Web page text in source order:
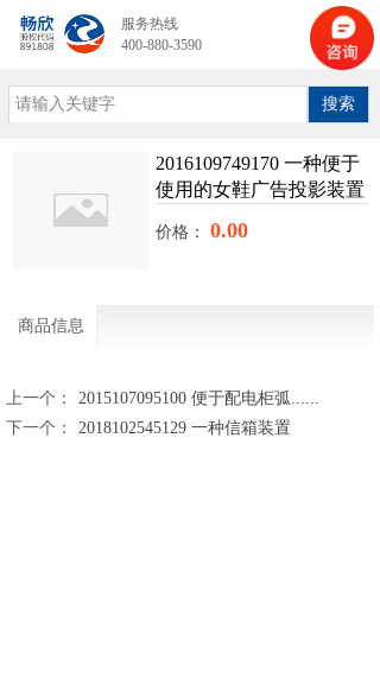
搜索
2016109749170 一种便于
使用的女鞋广告投影装置
价格： 0.00
商品信息
上一个：
2015107095100 便于配电柜弧......
下一个：
2018102545129 一种信箱装置
服务热线
400-880-3590